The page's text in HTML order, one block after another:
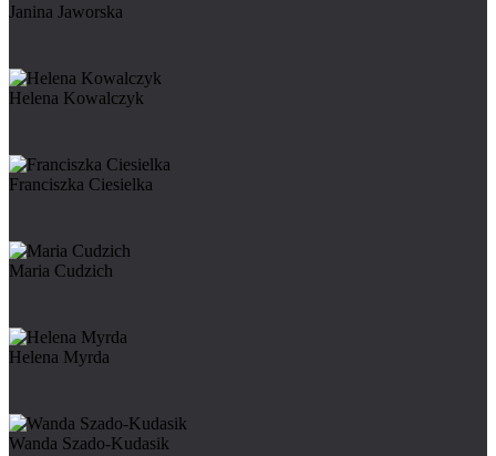
Janina Jaworska
Helena Kowalczyk
Franciszka Ciesielka
Maria Cudzich
Helena Myrda
Wanda Szado-Kudasik